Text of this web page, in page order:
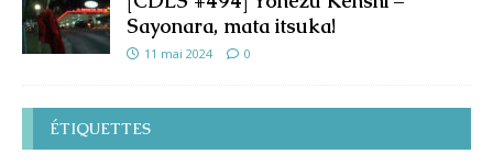
Sayonara, mata itsuka!
11 mai 2024 0
ÉTIQUETTES